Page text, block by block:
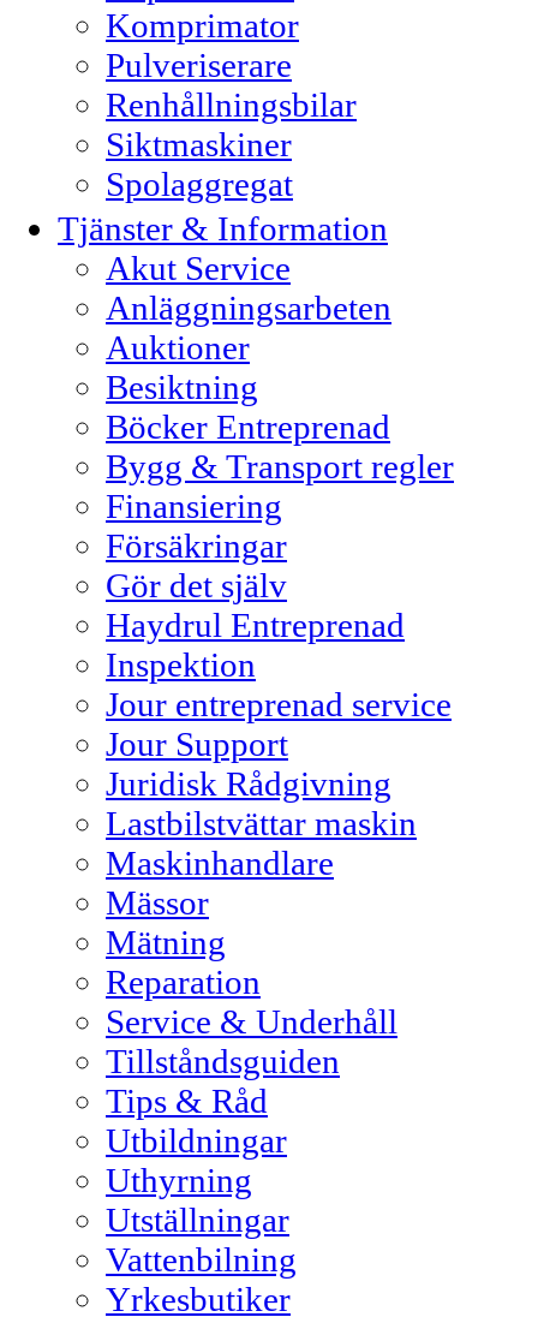
Komprimator
Pulveriserare
Renhållningsbilar
Siktmaskiner
Spolaggregat
Tjänster & Information
Akut Service
Anläggningsarbeten
Auktioner
Besiktning
Böcker Entreprenad
Bygg & Transport regler
Finansiering
Försäkringar
Gör det själv
Haydrul Entreprenad
Inspektion
Jour entreprenad service
Jour Support
Juridisk Rådgivning
Lastbilstvättar maskin
Maskinhandlare
Mässor
Mätning
Reparation
Service & Underhåll
Tillståndsguiden
Tips & Råd
Utbildningar
Uthyrning
Utställningar
Vattenbilning
Yrkesbutiker